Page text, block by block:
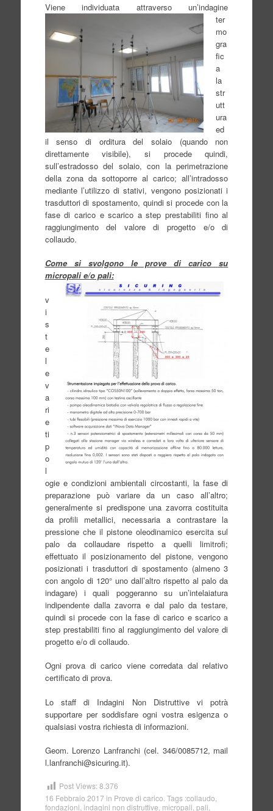
Viene individuata attraverso un’indagine
ter
mo
gra
fic
a
la
str
utt
ura
ed
il senso di orditura del solaio (quando non
direttamente visibile), si procede quindi,
sull’estradosso del solaio, con la perimetrazione
della zona da sottoporre al carico; all’intradosso
mediante l’utilizzo di stativi, vengono posizionati i
trasduttori di spostamento, quindi si procede con la
fase di carico e scarico a step prestabiliti fino al
raggiungimento del valore di progetto e/o di
collaudo.
Come si svolgono le prove di carico su
micropali e/o pali:
v
i
s
t
e
l
e
v
a
ri
e
ti
p
o
l
ogie e condizioni ambientali circostanti, la fase di
preparazione può variare da un caso all’altro;
generalmente si predispone una zavorra costituita
da profili metallici, necessaria a contrastare la
pressione che il pistone oleodinamico esercita sul
palo da collaudare rispetto a quelli limitrofi;
effettuato il posizionamento del pistone, vengono
posizionati i trasduttori di spostamento (almeno 3
con angolo di 120° uno dall’altro rispetto al palo da
indagare) i quali poggeranno su un’intelaiatura
indipendente dalla zavorra e dal palo da testare,
quindi si procede con la fase di carico e scarico a
step prestabiliti fino al raggiungimento del valore di
progetto e/o di collaudo.
Ogni prova di carico viene corredata dal relativo
certificato di prova.
Lo staff di Indagini Non Distruttive vi potrà
supportare per soddisfare ogni vostra esigenza o
qualsiasi vostra richiesta di informazioni.
Geom. Lorenzo Lanfranchi (cel. 346/0085712, mail
l.lanfranchi@sicuring.it).
Post Views: 8.376
16 Febbraio 2017 in Prove di carico . Tags :collaudo
fondazioni indagini non distruttive micropali pali